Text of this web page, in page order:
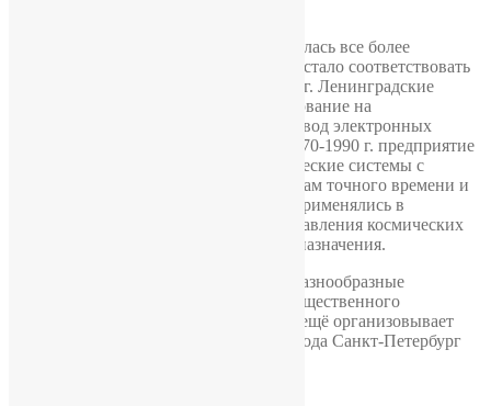
Со временем изделия фабрики становилась все более
сложной. Прошлое наименование перестало соответствовать
профилю предприятия, поэтому в 1975г. Ленинградские
электрические часы поменяли наименование на
Ленинградский экспериментальный завод электронных
устройств времени «Хронотрон». В 1970-1990 г. предприятие
изготавливало электронные автоматические системы с
корректировкой показателей по сигналам точного времени и
со сложноустроенной системой. Они применялись в
аэропортах, бортовых устройствах управления космических
аппаратов и орудием стратегического назначения.
В наши дни «Хронотрон» выпускает разнообразные
хронометры, применяемые в местах общественного
пользования и прочих учреждениях, а ещё организовывает
несколько программ хронометража города Санкт-Петербург